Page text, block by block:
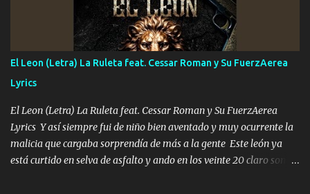
Música Si es que salta algún problema de confianza tengo gente
ahí está el Hombre Cuarenta y también Pariente 7 arreglan
cualquier problema no más es cuestión que ordené NOS HACE
FALTA UN HERMANO DE CLAVE ERA EL 24 SIEMPRE FUE UN
HOMBRE VALIENTE POR ALGO M'URIÓ PELEAND0 SIEMPRE
VIO POR LA FAMILIA PARA QUE SIGA EL LEGADO Es el DOS de
los HERMANOS un cerebro inteligente y com...
El Leon (Letra) La Ruleta feat. Cessar Roman y Su FuerzAerea
Lyrics
El Leon (Letra) La Ruleta feat. Cessar Roman y Su FuerzAerea
Lyrics Y así siempre fui de niño bien aventado y muy ocurrente la
malicia que cargaba sorprendía de más a la gente Este león ya
está curtido en selva de asfalto y ando en los veinte 20 claro son